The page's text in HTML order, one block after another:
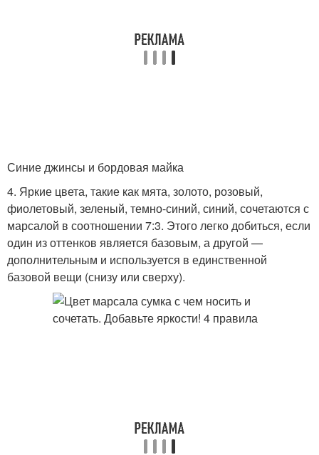
Синие джинсы и бордовая майка
4. Яркие цвета, такие как мята, золото, розовый,
фиолетовый, зеленый, темно-синий, синий, сочетаются с
марсалой в соотношении 7:3. Этого легко добиться, если
один из оттенков является базовым, а другой —
дополнительным и используется в единственной
базовой вещи (снизу или сверху).